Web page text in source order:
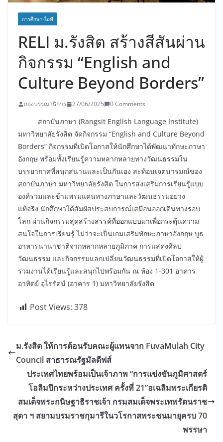
การศึกษา-ไอที
RELI ม.รังสิต สร้างสีสันผ่าน
กิจกรรม “English and
Culture Beyond Borders”
กองบรรณาธิการ 27/06/2025 0 Comments
สถาบันภาษา (Rangsit English Language Institute)
มหาวิทยาลัยรังสิต จัดกิจกรรม “English and Culture Beyond
Borders” กิจกรรมที่เปิดโอกาสให้นักศึกษาได้พัฒนาทักษะภาษา
อังกฤษ พร้อมทั้งเรียนรู้ความหลากหลายทางวัฒนธรรมใน
บรรยากาศที่สนุกสนานและเป็นกันเอง สะท้อนเจตนารมณ์ของ
สถาบันภาษา มหาวิทยาลัยรังสิต ในการส่งเสริมการเรียนรู้แบบ
องค์รวมและข้ามพรมแดนทางภาษาและวัฒนธรรมอย่าง
แท้จริง นักศึกษาได้สัมผัสประสบการณ์เสมือนออกเดินทางรอบ
โลก ผ่านกิจกรรมสุดสร้างสรรค์ที่ออกแบบมาเพื่อกระตุ้นความ
สนใจในการเรียนรู้ ไม่ว่าจะเป็นเกมเสริมทักษะภาษาอังกฤษ บูธ
อาหารนานาชาติจากหลากหลายภูมิภาค การแสดงศิลป
วัฒนธรรม และกิจกรรมแลกเปลี่ยนวัฒนธรรมที่เปิดโอกาสให้ผู้
ร่วมงานได้เรียนรู้และสนุกไปพร้อมกัน ณ ห้อง 1-301 อาคาร
อาทิตย์ อุไรรัตน์ (อาคาร 1) มหาวิทยาลัยรังสิต
Post Views: 378
ม.รังสิต ให้การต้อนรับคณะผู้แทนจาก FuvaMulah City
Council สาธารณรัฐมัลดีฟส์
ประเทศไทยพร้อมเป็นเจ้าภาพ “การแข่งขันภูมิศาสตร์
โอลิมปิกระหว่างประเทศ ครั้งที่ 21”อเฉลิมพระเกียรติ
สมเด็จพระกนิษฐาธิราชเจ้า กรมสมเด็จพระเทพรัตนราช
สุดา ฯ สยามบรมราชกุมารีในวโรกาสพระชนมายุครบ 70
พรรษา